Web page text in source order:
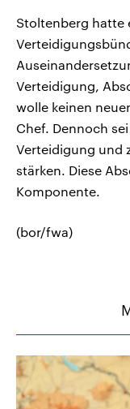
Stoltenberg hatte
Verteidigung,
wolle keinen
Chef. Dennoch
Verteidigung und
stärken. Diese
Komponente.
(bor/fwa)